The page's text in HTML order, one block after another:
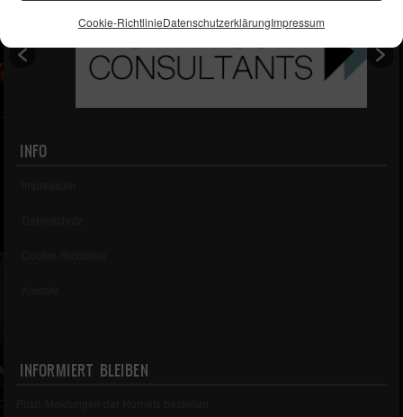
Cookie-RichtlinieDatenschutzerklärungImpressum
INFO
INFORMIERT BLEIBEN